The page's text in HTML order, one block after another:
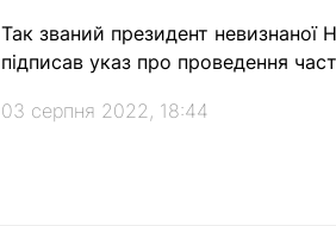
Так званий президент невизнаної
підписав указ про проведення
03 серпня 2022, 18:44